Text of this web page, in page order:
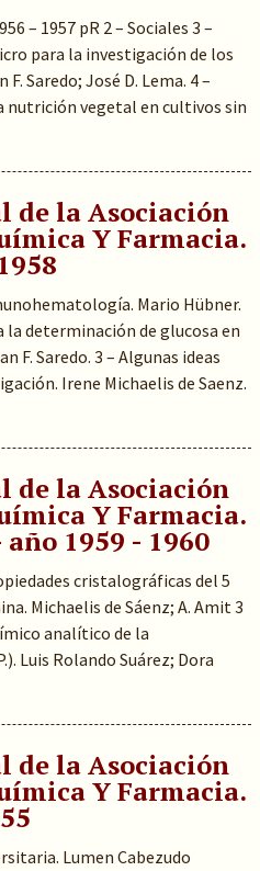
– 1957 pR 2 – Sociales 3 –
para la investigación de los
Saredo; José D. Lema. 4 –
nutrición vegetal en cultivos sin
de la Asociación
Y Farmacia.
Mario Hübner.
la determinación de glucosa en
F. Saredo. 3 – Algunas ideas
Irene Michaelis de Saenz.
de la Asociación
Y Farmacia.
1959 - 1960
cristalográficas del 5
Michaelis de Sáenz; A. Amit 3
analítico de la
Luis Rolando Suárez; Dora
de la Asociación
Y Farmacia.
Lumen Cabezudo